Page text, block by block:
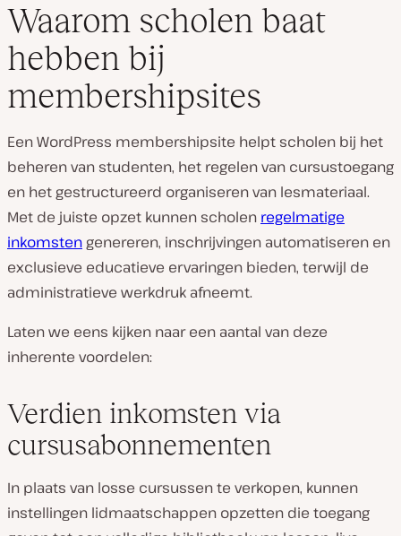
Waarom scholen baat
hebben bij
membershipsites
Een WordPress membershipsite helpt scholen bij het
beheren van studenten, het regelen van cursustoegang
en het gestructureerd organiseren van lesmateriaal.
Met de juiste opzet kunnen scholen regelmatige
inkomsten genereren, inschrijvingen automatiseren en
exclusieve educatieve ervaringen bieden, terwijl de
administratieve werkdruk afneemt.
Laten we eens kijken naar een aantal van deze
inherente voordelen:
Verdien inkomsten via
cursusabonnementen
In plaats van losse cursussen te verkopen, kunnen
instellingen lidmaatschappen opzetten die toegang